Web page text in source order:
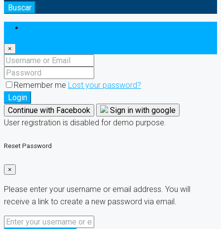
Buscar
×
Remember me Lost your password?
Login
Continue with Facebook
Sign in with google
User registration is disabled for demo purpose.
Reset Password
×
Please enter your username or email address. You will
receive a link to create a new password via email.